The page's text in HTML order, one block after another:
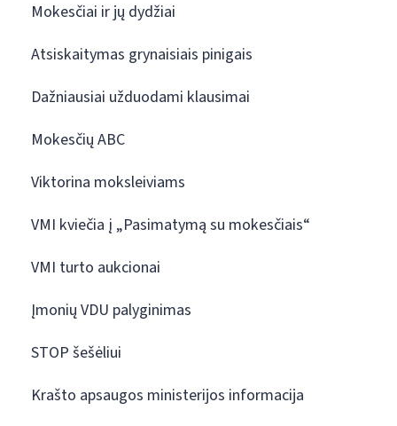
Mokesčiai ir jų dydžiai
Atsiskaitymas grynaisiais pinigais
Dažniausiai užduodami klausimai
Mokesčių ABC
Viktorina moksleiviams
VMI kviečia į „Pasimatymą su mokesčiais“
VMI turto aukcionai
Įmonių VDU palyginimas
STOP šešėliui
Krašto apsaugos ministerijos informacija